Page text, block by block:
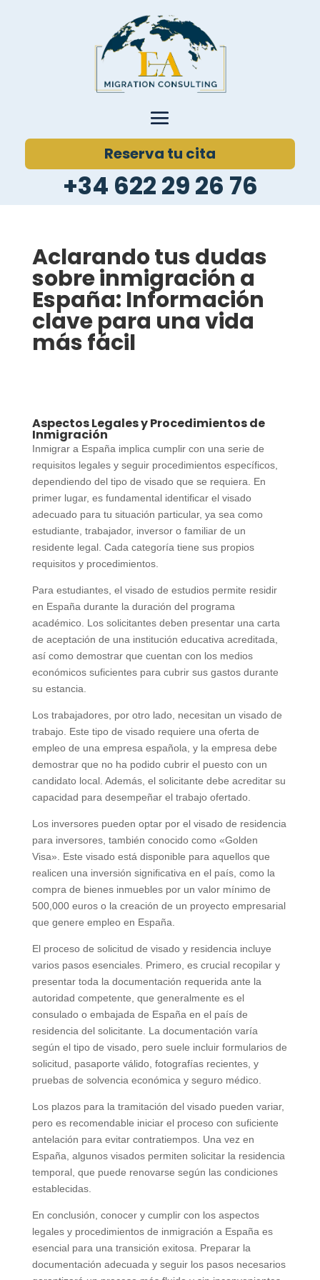
Reserva tu cita
+34 622 29 26 76
Aclarando tus dudas
sobre inmigración a
España: Información
clave para una vida
más fácil
Aspectos Legales y Procedimientos de
Inmigración
Inmigrar a España implica cumplir con una serie de
requisitos legales y seguir procedimientos específicos,
dependiendo del tipo de visado que se requiera. En
primer lugar, es fundamental identificar el visado
adecuado para tu situación particular, ya sea como
estudiante, trabajador, inversor o familiar de un
residente legal. Cada categoría tiene sus propios
requisitos y procedimientos.
Para estudiantes, el visado de estudios permite residir
en España durante la duración del programa
académico. Los solicitantes deben presentar una carta
de aceptación de una institución educativa acreditada,
así como demostrar que cuentan con los medios
económicos suficientes para cubrir sus gastos durante
su estancia.
Los trabajadores, por otro lado, necesitan un visado de
trabajo. Este tipo de visado requiere una oferta de
empleo de una empresa española, y la empresa debe
demostrar que no ha podido cubrir el puesto con un
candidato local. Además, el solicitante debe acreditar su
capacidad para desempeñar el trabajo ofertado.
Los inversores pueden optar por el visado de residencia
para inversores, también conocido como «Golden
Visa». Este visado está disponible para aquellos que
realicen una inversión significativa en el país, como la
compra de bienes inmuebles por un valor mínimo de
500,000 euros o la creación de un proyecto empresarial
que genere empleo en España.
El proceso de solicitud de visado y residencia incluye
varios pasos esenciales. Primero, es crucial recopilar y
presentar toda la documentación requerida ante la
autoridad competente, que generalmente es el
consulado o embajada de España en el país de
residencia del solicitante. La documentación varía
según el tipo de visado, pero suele incluir formularios de
solicitud, pasaporte válido, fotografías recientes, y
pruebas de solvencia económica y seguro médico.
Los plazos para la tramitación del visado pueden variar,
pero es recomendable iniciar el proceso con suficiente
antelación para evitar contratiempos. Una vez en
España, algunos visados permiten solicitar la residencia
temporal, que puede renovarse según las condiciones
establecidas.
En conclusión, conocer y cumplir con los aspectos
legales y procedimientos de inmigración a España es
esencial para una transición exitosa. Preparar la
documentación adecuada y seguir los pasos necesarios